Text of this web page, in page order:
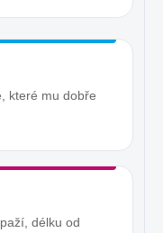
které mu dobře
délku od